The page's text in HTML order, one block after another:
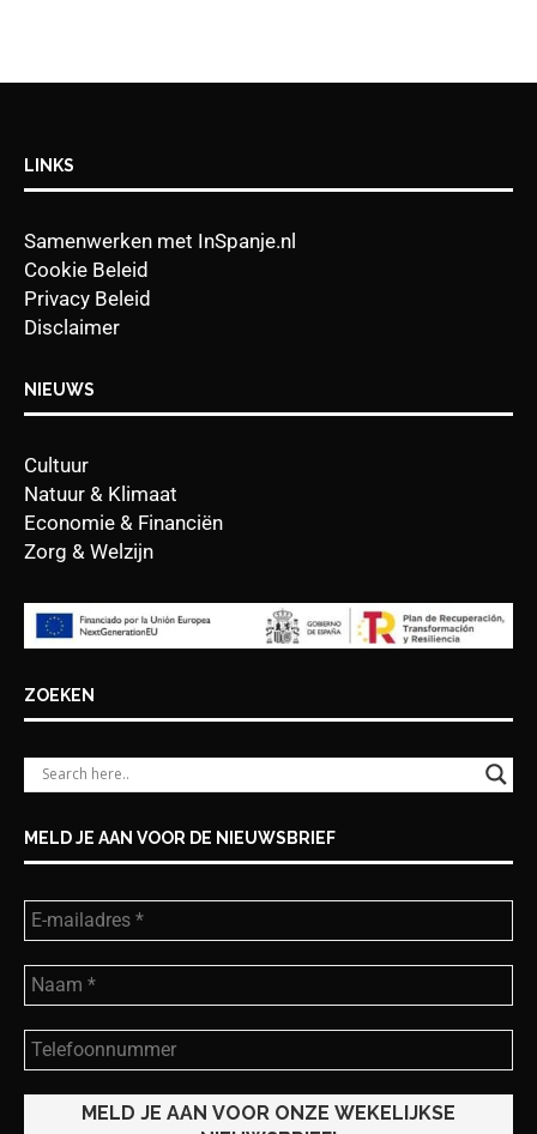
LINKS
Samenwerken met InSpanje.nl
Cookie Beleid
Privacy Beleid
Disclaimer
NIEUWS
Cultuur
Natuur & Klimaat
Economie & Financiën
Zorg & Welzijn
ZOEKEN
MELD JE AAN VOOR DE NIEUWSBRIEF